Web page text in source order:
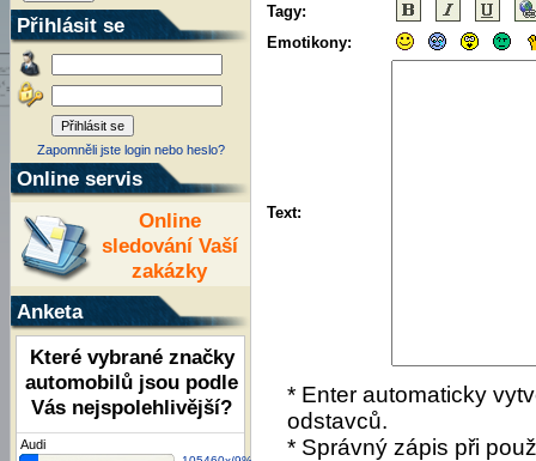
Přihlásit se
Zapomněli jste login nebo heslo?
Online servis
Online
sledování Vaší
zakázky
Anketa
Které vybrané značky
automobilů jsou podle
Vás nejspolehlivější?
Audi
Tagy:
Emotikony:
Text:
* Enter automaticky
odstavců.
* Správný zápis při